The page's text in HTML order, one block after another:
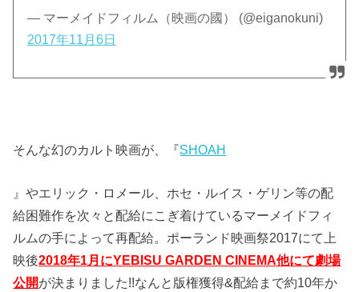
— マーメイドフィルム（映画の國） (@eiganokuni)
2017年11月6日
そんな幻のカルト映画が、『SHOAH
』やエリック・ロメール、ホセ・ルイス・ゲリン等の配
給困難作を次々と配給にこぎ着けているマーメイドフィ
ルムの手によって再配給。ポーランド映画祭2017にて上
映後2018年1月にYEBISU GARDEN CINEMA他にて劇場
公開が決まりました!!なんと版権獲得&配給まで約10年か